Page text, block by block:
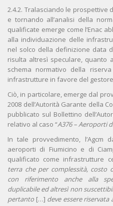
2.4.2. Tralasciando le prospettive
e tornando all’analisi della
qualificate emerge come l’Enac
alla individuazione delle
nel solco della definizione data
risulta altresì speculare, quanto
schema normativo della
infrastrutture in favore del
Ciò, in particolare, emerge dal
2008 dell’Autorità Garante della
pubblicato sul Bollettino
relativo al caso “A376 – Aeroporti
In tale provvedimento,
aeroporti di Fiumicino e di
qualificato come infrastrutture
terra che per complessità,
con riferimento anche alla
duplicabile ed altresì non
pertanto […] deve essere